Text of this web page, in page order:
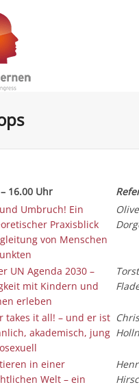
16.00 Uhr
Umbruch! Ein
Praxisblick
von Menschen
UN Agenda 2030 –
mit Kindern und
erleben
takes it all! – und er ist
akademisch, jung
in einer
Welt – ein